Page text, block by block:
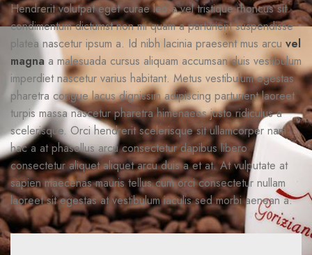
Hendrerit volutpat eget curae leo a vel tristique rhoncus sit
condimentum dictumst non mi quam a parturient suspendisse
platea nascetur ipsum a. Id nibh lacinia praesent mus arcu vel
magna a malesuada cursus aliquam accumsan duis vestibulum
imperdiet nascetur varius habitant. Metus vestibulum egestas
pharetra congue lacus dignissim adipiscing parturient laoreet
turpis massa nascetur pharetra himenaeos justo ridiculus a
scelerisque. Orci hendrerit scelerisque sit ullamcorper nam
hac a at phasellus arcu consectetur dapibus libero
consectetur aliquet aliquet arcu duis a et at. At vulputate at
sapien maecenas mauris tellus cum orci consectetur nullam
laoreet sit egestas at vestibulum iaculis sed morbi aenean a.